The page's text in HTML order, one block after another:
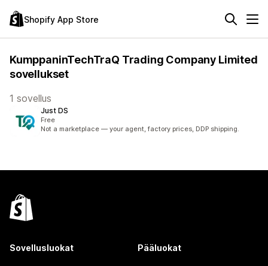
Shopify App Store
KumppaninTechTraQ Trading Company Limited
sovellukset
1 sovellus
Just DS
Free
Not a marketplace — your agent, factory prices, DDP shipping.
Sovellusluokat Pääluokat